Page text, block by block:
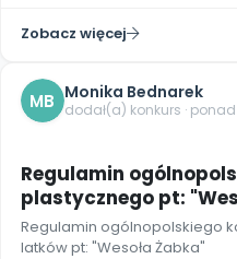
Zobacz więcej
MB Monika Bednarek
dodał(a) konkurs · ponad
Regulamin
plastycznego pt:
Regulamin ogólnopolskiego
latków pt: "Wesoła Żabka"